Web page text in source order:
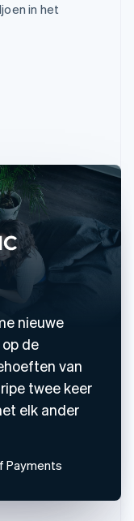
in het
nieuwe
de
van
twee keer
elk ander
Payments